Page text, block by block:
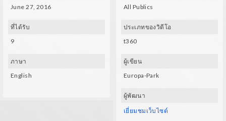
June 27, 2016
ที่ได้รับ
9
ภาษา
English
All Publics
ประเภทของวิดีโอ
t360
ผู้เขียน
Europa-Park
ผู้พัฒนา
เยี่ยมชมเว็บไซต์